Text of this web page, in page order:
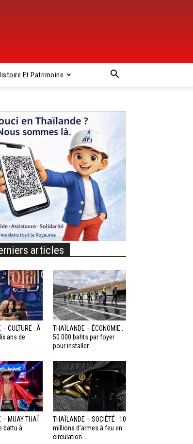
Et Patrimoine
articles
CULTURE : À
ans de
THAÏLANDE – ÉCONOMIE :
50 000 bahts par foyer
pour installer...
– MUAY THAÏ :
battu à
THAÏLANDE – SOCIÉTÉ : 10
millions d’armes à feu en
circulation...